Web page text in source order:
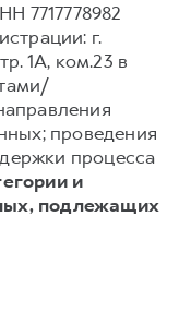
7717778982
г.
1А, ком.23 в
проведения
процесса
и
подлежащих